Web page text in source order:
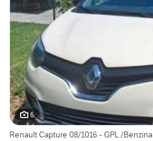
6
Renault Capture 08/1016 - GPL /Benzina